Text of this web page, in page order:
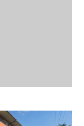
が困難であ